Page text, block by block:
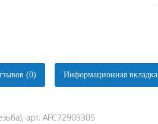
(0) Информационная вкладка
арт. AFC72909305